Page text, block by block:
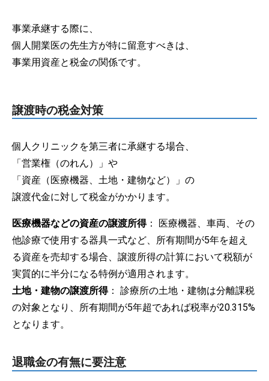
事業承継する際に、
個人開業医の先生方が特に留意すべきは、
事業用資産と税金の関係です。
譲渡時の税金対策
個人クリニックを第三者に承継する場合、
「営業権（のれん）」や
「資産（医療機器、土地・建物など）」の
譲渡代金に対して税金がかかります。
医療機器などの資産の譲渡所得： 医療機器、車両、その
他診療で使用する器具一式など、所有期間が5年を超え
る資産を売却する場合、譲渡所得の計算において税額が
実質的に半分になる特例が適用されます。
土地・建物の譲渡所得： 診療所の土地・建物は分離課税
の対象となり、所有期間が5年超であれば税率が20.315%
となります。
退職金の有無に要注意